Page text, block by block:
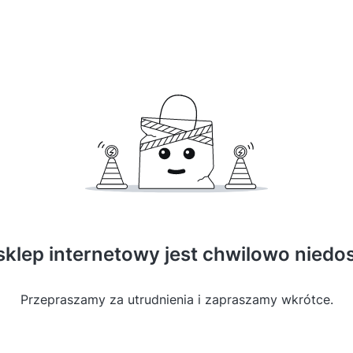
internetowy jest chwilowo
Przepraszamy za utrudnienia i zapraszamy wkrótce.